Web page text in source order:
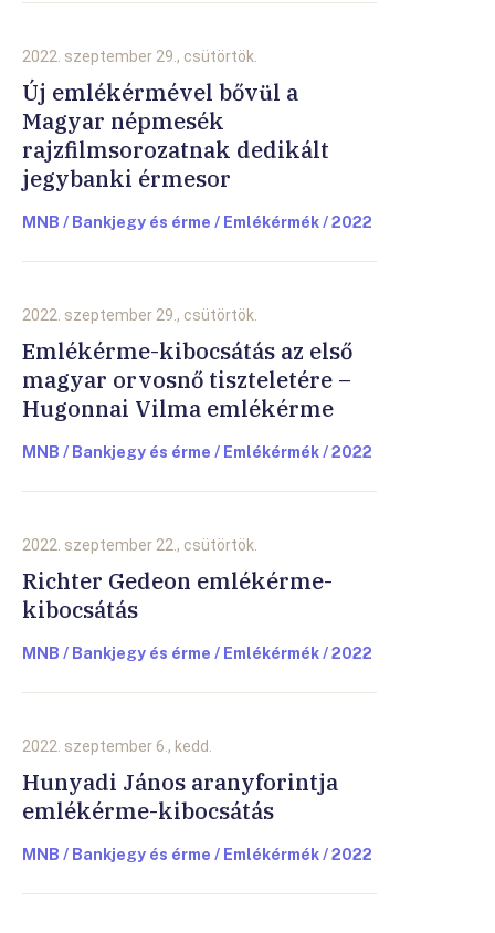
2022. szeptember 29., csütörtök.
Új emlékérmével bővül a
Magyar népmesék
rajzfilmsorozatnak dedikált
jegybanki érmesor
MNB / Bankjegy és érme / Emlékérmék / 2022
2022. szeptember 29., csütörtök.
Emlékérme-kibocsátás az első
magyar orvosnő tiszteletére –
Hugonnai Vilma emlékérme
MNB / Bankjegy és érme / Emlékérmék / 2022
2022. szeptember 22., csütörtök.
Richter Gedeon emlékérme-
kibocsátás
MNB / Bankjegy és érme / Emlékérmék / 2022
2022. szeptember 6., kedd.
Hunyadi János aranyforintja
emlékérme-kibocsátás
MNB / Bankjegy és érme / Emlékérmék / 2022